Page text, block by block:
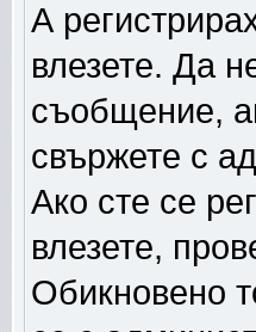
А
влезете. Да
съобщение,
свържете с
Ако сте се
влезете,
Обикновено